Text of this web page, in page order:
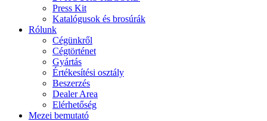
Press Kit
Katalógusok és brosúrák
Rólunk
Cégünkről
Cégtörténet
Gyártás
Értékesítési osztály
Beszerzés
Dealer Area
Elérhetőség
Mezei bemutató